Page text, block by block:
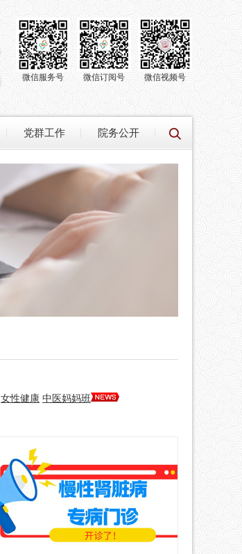
微信视频号
微信订阅号
微信服务号
党群工作 院务公开
女性健康 中医妈妈班